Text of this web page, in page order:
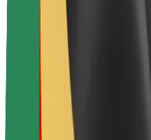
Bolt haqqında
Bolt-da davamlılıq
Project Zero
Bloq
Xəbər otağı
Brend təlimatları